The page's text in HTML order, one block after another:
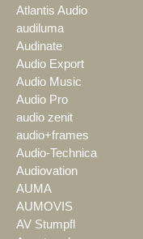
Atlantis Audio
audiluma
Audinate
Audio Export
Audio Music
Audio Pro
audio zenit
audio+frames
Audio-Technica
Audiovation
AUMA
AUMOVIS
AV Stumpfl